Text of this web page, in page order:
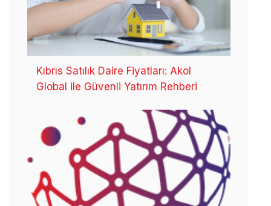
Kıbrıs Satılık Daire Fiyatları: Akol
Global ile Güvenli Yatırım Rehberi